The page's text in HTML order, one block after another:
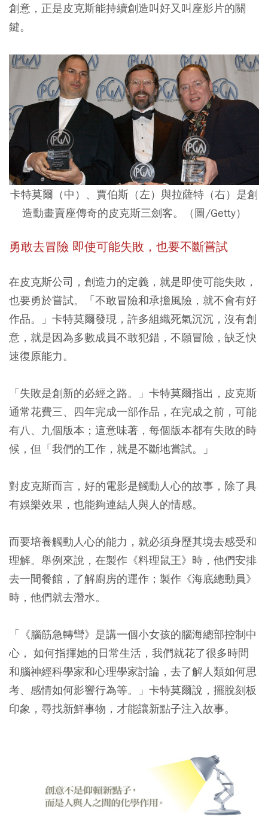
創意，正是皮克斯能持續創造叫好又叫座影片的關
鍵。
卡特莫爾（中）、賈伯斯（左）與拉薩特（右）是創
造動畫賣座傳奇的皮克斯三劍客。（圖/Getty）
勇敢去冒險 即使可能失敗，也要不斷嘗試
在皮克斯公司，創造力的定義，就是即使可能失敗，
也要勇於嘗試。「不敢冒險和承擔風險，就不會有好
作品。」卡特莫爾發現，許多組織死氣沉沉，沒有創
意，就是因為多數成員不敢犯錯，不願冒險，缺乏快
速復原能力。
「失敗是創新的必經之路。」卡特莫爾指出，皮克斯
通常花費三、四年完成一部作品，在完成之前，可能
有八、九個版本；這意味著，每個版本都有失敗的時
候，但「我們的工作，就是不斷地嘗試。」
對皮克斯而言，好的電影是觸動人心的故事，除了具
有娛樂效果，也能夠連結人與人的情感。
而要培養觸動人心的能力，就必須身歷其境去感受和
理解。舉例來說，在製作《料理鼠王》時，他們安排
去一間餐館，了解廚房的運作；製作《海底總動員》
時，他們就去潛水。
「《腦筋急轉彎》是講一個小女孩的腦海總部控制中
心， 如何指揮她的日常生活，我們就花了很多時間
和腦神經科學家和心理學家討論，去了解人類如何思
考、感情如何影響行為等。」卡特莫爾說，擺脫刻板
印象，尋找新鮮事物，才能讓新點子注入故事。